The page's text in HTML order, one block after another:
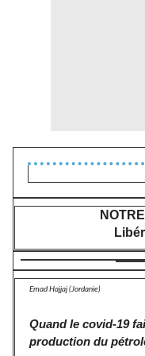
Emad Hajjaj (Jordanie)
Quand le covid-19
production du